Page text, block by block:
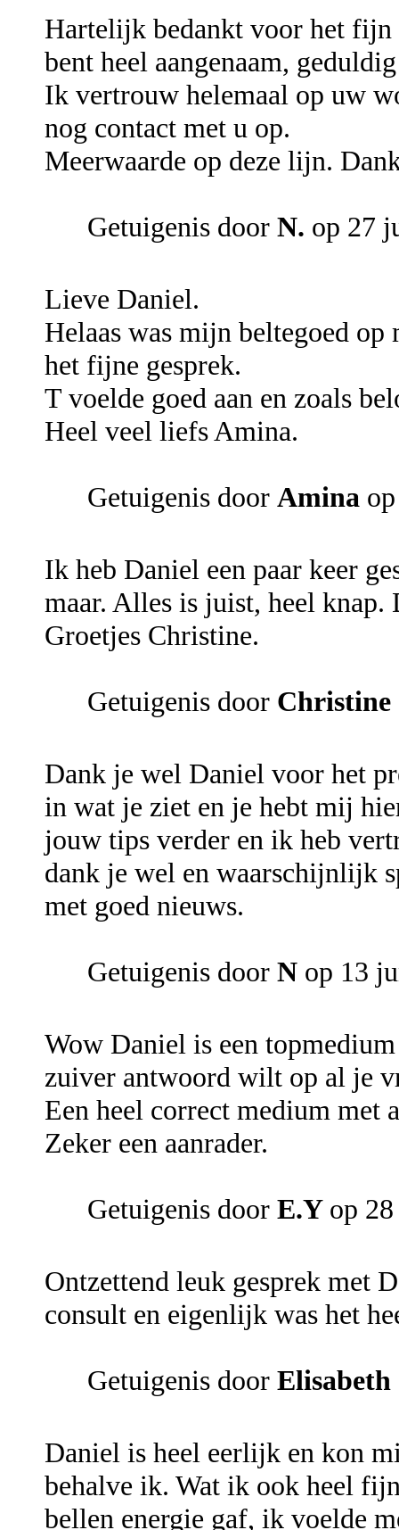
Hartelijk bedankt voor het fijn
bent heel aangenaam,
Ik vertrouw helemaal op uw
nog contact met u op.
Meerwaarde op deze lijn.
Getuigenis door N. op 27
Lieve Daniel.
Helaas was mijn beltegoed
het fijne gesprek.
T voelde goed aan en zoals
Heel veel liefs Amina.
Getuigenis door Amina
Ik heb Daniel een paar keer
maar. Alles is juist, heel
Groetjes Christine.
Getuigenis door Christine
Dank je wel Daniel voor het
in wat je ziet en je hebt mij
jouw tips verder en ik heb
dank je wel en waarschijnlijk
met goed nieuws.
Getuigenis door N op 13
Wow Daniel is een
zuiver antwoord wilt op al je
Een heel correct medium met
Zeker een aanrader.
Getuigenis door E.Y op
Ontzettend leuk gesprek met
consult en eigenlijk was het
Getuigenis door Elisabeth
Daniel is heel eerlijk en kon
behalve ik. Wat ik ook heel
bellen energie gaf, ik voelde